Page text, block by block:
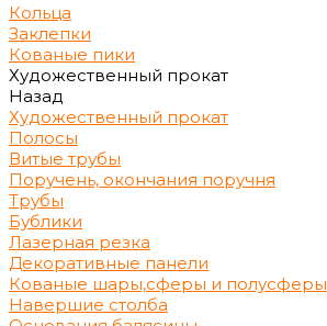
Кольца
Заклепки
Кованые пики
Художественный прокат
Назад
Художественный прокат
Полосы
Витые трубы
Поручень, окончания поручня
Трубы
Бублики
Лазерная резка
Декоративные панели
Кованые шары,сферы и полусферы
Навершие столба